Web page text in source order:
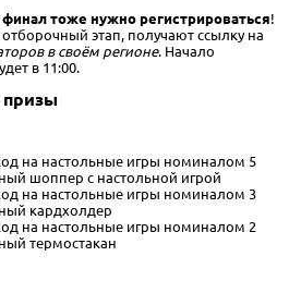
финал тоже нужно регистрироваться!
этап, получают ссылку на
в своём регионе. Начало
в 11:00.
призы
на настольные игры номиналом 5
шоппер с настольной игрой
на настольные игры номиналом 3
кардхолдер
на настольные игры номиналом 2
термостакан